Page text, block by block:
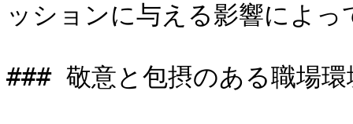
ッションに与える影響によっ
### 敬意と包摂のある職場環